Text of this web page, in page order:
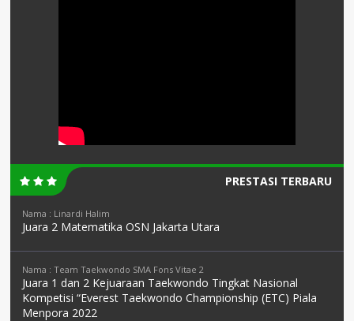
PRESTASI TERBARU
Nama : Linardi Halim
Juara 2 Matematika OSN Jakarta Utara
Nama : Team Taekwondo SMA Fons Vitae 2
Juara 1 dan 2 Kejuaraan Taekwondo Tingkat Nasional
Kompetisi “Everest Taekwondo Championship (ETC) Piala
Menpora 2022